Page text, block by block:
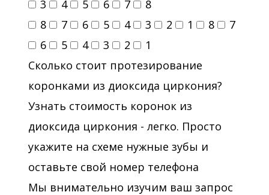
3 4 5 6 7
8
8
7 6 5 4 3 2 1 8
7
6
5 4 3 2
1
Сколько стоит протезирование
коронками из диоксида циркония?
Узнать стоимость коронок из
диоксида циркония - легко. Просто
укажите на схеме нужные зубы и
оставьте свой номер телефона
Мы внимательно изучим ваш запрос